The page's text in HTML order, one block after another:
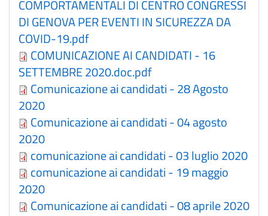
COMPORTAMENTALI DI CENTRO CONGRESSI
DI GENOVA PER EVENTI IN SICUREZZA DA
COVID-19.pdf
COMUNICAZIONE AI CANDIDATI - 16
SETTEMBRE 2020.doc.pdf
Comunicazione ai candidati - 28 Agosto
2020
Comunicazione ai candidati - 04 agosto
2020
comunicazione ai candidati - 03 luglio 2020
comunicazione ai candidati - 19 maggio
2020
Comunicazione ai candidati - 08 aprile 2020